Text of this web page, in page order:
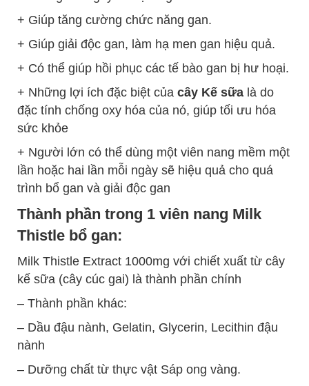
+ Giúp tăng cường chức năng gan.
+ Giúp giải độc gan, làm hạ men gan hiệu quả.
+ Có thể giúp hồi phục các tế bào gan bị hư hoại.
+ Những lợi ích đặc biệt của cây Kế sữa là do
đặc tính chống oxy hóa của nó, giúp tối ưu hóa
sức khỏe
+ Người lớn có thể dùng một viên nang mềm một
lần hoặc hai lần mỗi ngày sẽ hiệu quả cho quá
trình bổ gan và giải độc gan
Thành phần trong 1 viên nang Milk
Thistle bổ gan:
Milk Thistle Extract 1000mg với chiết xuất từ cây
kế sữa (cây cúc gai) là thành phần chính
– Thành phần khác:
– Dầu đậu nành, Gelatin, Glycerin, Lecithin đậu
nành
– Dưỡng chất từ thực vật Sáp ong vàng.